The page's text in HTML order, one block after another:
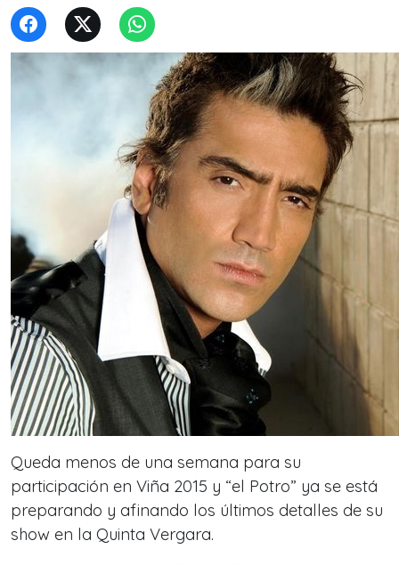
Queda menos de una semana para su
participación en Viña 2015 y “el Potro” ya se está
preparando y afinando los últimos detalles de su
show en la Quinta Vergara.